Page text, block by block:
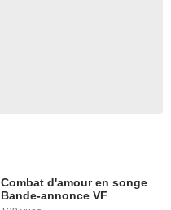
Combat d'amour en songe
Bande-annonce VF